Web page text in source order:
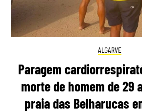
ALGARVE
Paragem
morte de homem de 29
praia das Belharucas